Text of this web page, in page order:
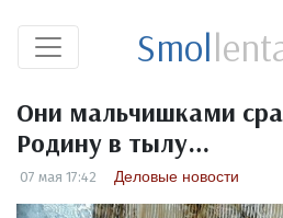
Smol
Они мальчишками
Родину в тылу…
07 мая 17:42 Деловые новости